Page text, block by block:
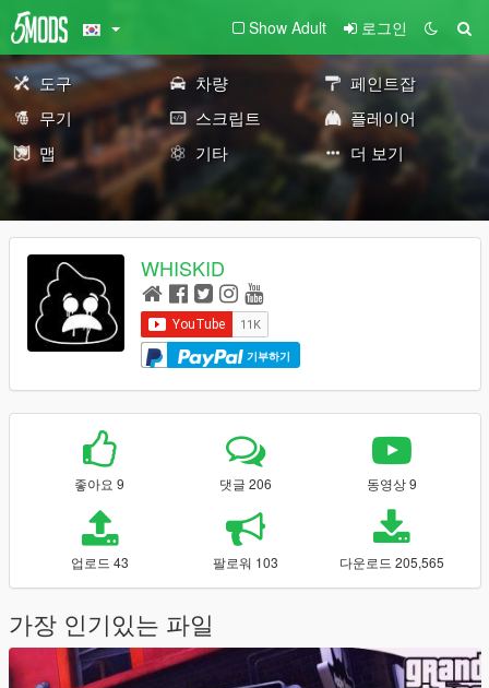
Show Adult 로그인
도구 차량
페인트잡
무기
스크립트
플레이어
맵
기타 더 보기
WHISKID
기부하기
좋아요 9 댓글 206 동영상 9
업로드 43 팔로워 103 다운로드 205,565
가장 인기있는 파일